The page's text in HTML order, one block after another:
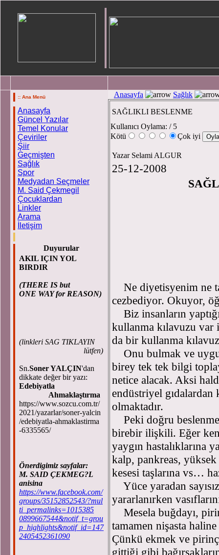
:: Ana Menü
Anasayfa
Güncel Yazılar
Temel Konular
Çeviriler
Şiir
Geçmişten
Sağlık
Spor
Medyadan Seçmeler
M. Said Çekmegil
Çocuklardan
Linkler
Arama
İletişim
Duyurular
AKIL IÇIN YOL
BIRDIR
(THERE IS but
ONE WAY for REASON)
(linkleri SAG TIKLAYIN
lütfen)
Sn.Soner YALÇIN'dan
dikkate değer bir yazı:
Edebiyatla
Ahmaklaştırma
https://www.sozcu.com.tr/
2021/yazarlar/soner-yalcin
/edebiyatla-ahmaklastirma
-6335565/
Önerdigimiz sayfalar:
M. SAID ÇEKMEG?L
anisina
https://www.facebook.com/
groups/35152852543/?mul
ti_permalinks=1015385
0899667544&notif_t=grou
p_highlights&notif_id=147
2405452361090
Anasayfa Sağlık
SAĞLIKLI BESLENME
Kullanıcı Oylama: / 5
Kötü
Çok iyi
Yazar Selami ALGUR
25-12-2008
Ne diyetisyenim ne
cezbediyor. Okuyor,
Biz insanların
kullanma kılavuzu var
da bir kullanma
Onu bulmak ve
birey tek tek bilgi
netice alacak. Aksi
endüstriyel
olmaktadır.
Peki doğru
birebir ilişkili. Eğer
yaygın hastalıklarına
kalp, pankreas,
kesesi taşlarına vs…
Yüce yaradan
yararlanırken
Mesela buğdayı,
tamamen nişasta
Çünkü ekmek ve
gittiği gibi